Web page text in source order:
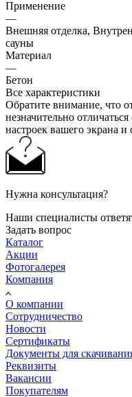
Применение
—
Внешняя отделка,
сауны
Материал
—
Бетон
Все характеристики
Обратите внимание, что
незначительно
настроек вашего экрана и
Нужна консультация?
Наши специалисты
Задать вопрос
Каталог
Акции
Фотогалерея
Компания
О компании
Сотрудничество
Новости
Сертификаты
Документы для
Реквизиты
Вакансии
Покупателям